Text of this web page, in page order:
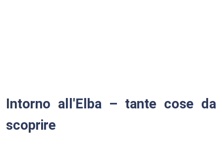
Intorno all'Elba – tante cose da
scoprire